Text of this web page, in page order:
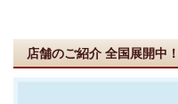
店舗のご紹介 全国展開中！